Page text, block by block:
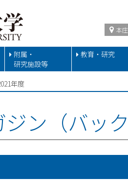
本
附属・
研究施設等
教育・研究
年度
ン（バッ